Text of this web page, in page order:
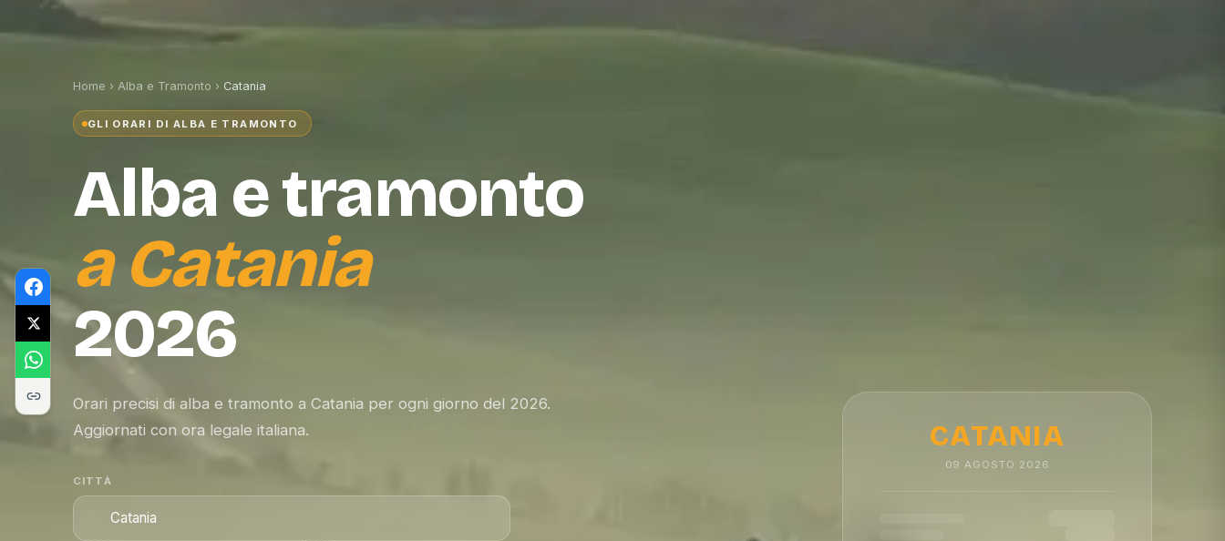
Home › Alba e Tramonto › Catania
GLI ORARI DI ALBA E TRAMONTO
Alba e tramonto
aCatania
2026
Orari precisi di alba e tramonto a Catania per ogni giorno del 2026.
Aggiornati con ora legale italiana.
CITTÀ
CATANIA
09 AGOSTO 2026